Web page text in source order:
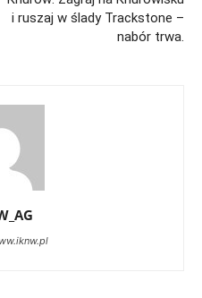
i ruszaj w ślady Trackstone –
nabór trwa.